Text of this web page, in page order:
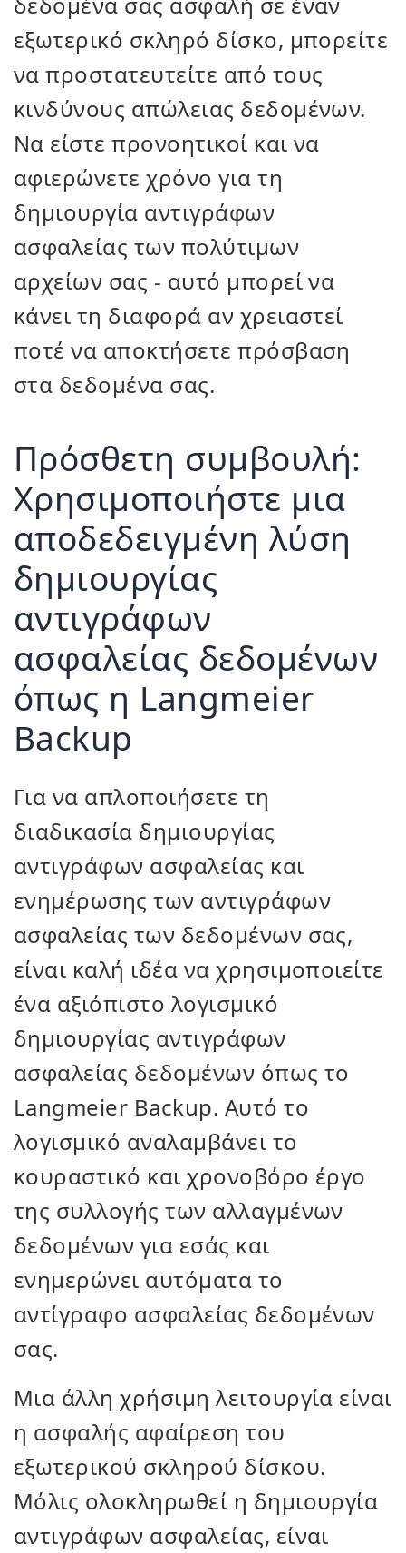
εξωτερικό σκληρό δίσκο, μπορείτε
να προστατευτείτε από τους
κινδύνους απώλειας δεδομένων.
Να είστε προνοητικοί και να
αφιερώνετε χρόνο για τη
δημιουργία αντιγράφων
ασφαλείας των πολύτιμων
αρχείων σας - αυτό μπορεί να
κάνει τη διαφορά αν χρειαστεί
ποτέ να αποκτήσετε πρόσβαση
στα δεδομένα σας.
Πρόσθετη συμβουλή:
Χρησιμοποιήστε μια
αποδεδειγμένη λύση
δημιουργίας
αντιγράφων
ασφαλείας δεδομένων
όπως η Langmeier
Backup
Για να απλοποιήσετε τη
διαδικασία δημιουργίας
αντιγράφων ασφαλείας και
ενημέρωσης των αντιγράφων
ασφαλείας των δεδομένων σας,
είναι καλή ιδέα να χρησιμοποιείτε
ένα αξιόπιστο λογισμικό
δημιουργίας αντιγράφων
ασφαλείας δεδομένων όπως το
Langmeier Backup. Αυτό το
λογισμικό αναλαμβάνει το
κουραστικό και χρονοβόρο έργο
της συλλογής των αλλαγμένων
δεδομένων για εσάς και
ενημερώνει αυτόματα το
αντίγραφο ασφαλείας δεδομένων
σας.
Μια άλλη χρήσιμη λειτουργία είναι
η ασφαλής αφαίρεση του
εξωτερικού σκληρού δίσκου.
Μόλις ολοκληρωθεί η δημιουργία
αντιγράφων ασφαλείας, είναι